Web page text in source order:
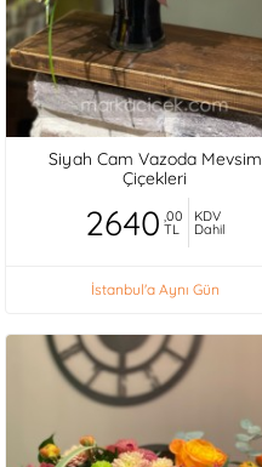
Siyah Cam Vazoda Mevsim
Çiçekleri
2640 ,00
TL
KDV
Dahil
İstanbul'a Aynı Gün